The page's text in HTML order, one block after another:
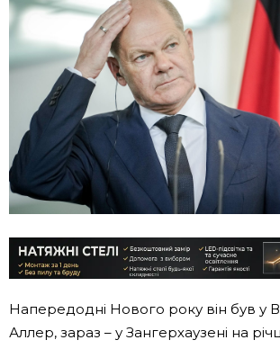
Напередодні Нового року він був у
Аллер, зараз – у Зангерхаузені на